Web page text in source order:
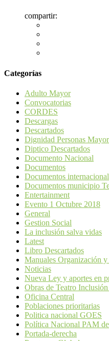
compartir:
Categorías
Adulto Mayor
Convocatorias
CORDES
Descargas
Descartados
Dignidad Personas
Diptico Descartados
Documento Nacional
Documentos
Documentos
Documentos municipio
Entertainment
Evento 1 Octubre 2018
General
Gestion Social
La inclusión salva vidas
Latest
Libro Descartados
Manuales Organización
Noticias
Nueva Ley y aportes en
Obras de Teatro
Oficina Central
Poblaciones prioritarias
Politica nacional GOES
Política Nacional PAM
Portada-derecha